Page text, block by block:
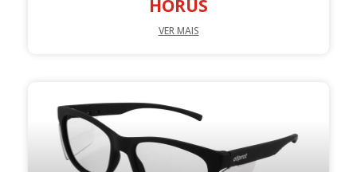
HORUS
VER MAIS